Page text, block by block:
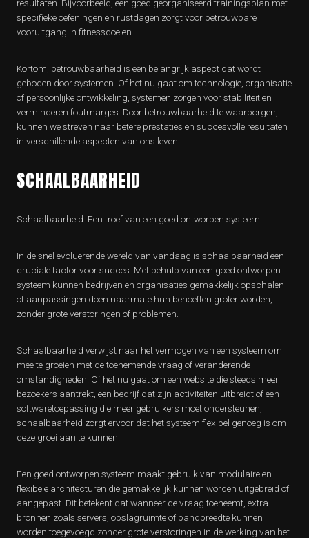
resultaten. Bijvoorbeeld, een goed georganiseerd trainingsplan met
specifieke oefeningen en rustdagen zorgt voor betrouwbare
vooruitgang in fitnessdoelen.
Kortom, betrouwbaarheid is een belangrijk aspect dat wordt
geboden door systemen. Of het nu gaat om technologie, organisatie
of persoonlijke ontwikkeling, systemen zorgen voor stabiliteit en
verminderen foutmarges. Door betrouwbaarheid te waarborgen,
kunnen we streven naar betere prestaties en succesvolle resultaten
in verschillende aspecten van ons leven.
SCHAALBAARHEID
Schaalbaarheid: Een troef van een goed ontworpen systeem
In de snel evoluerende wereld van vandaag is schaalbaarheid een
cruciale factor voor succes. Met behulp van een goed ontworpen
systeem kunnen bedrijven en organisaties gemakkelijk opschalen
of aanpassingen doen naarmate hun behoeften groter worden,
zonder grote verstoringen of problemen.
Schaalbaarheid verwijst naar het vermogen van een systeem om
mee te groeien met de toenemende vraag of veranderende
omstandigheden. Of het nu gaat om een website die steeds meer
bezoekers aantrekt, een bedrijf dat zijn activiteiten uitbreidt of een
softwaretoepassing die meer gebruikers moet ondersteunen,
schaalbaarheid zorgt ervoor dat het systeem flexibel genoeg is om
deze groei aan te kunnen.
Een goed ontworpen systeem maakt gebruik van modulaire en
flexibele architecturen die gemakkelijk kunnen worden uitgebreid of
aangepast. Dit betekent dat wanneer de vraag toeneemt, extra
bronnen zoals servers, opslagruimte of bandbreedte kunnen
worden toegevoegd zonder grote verstoringen in de werking van het